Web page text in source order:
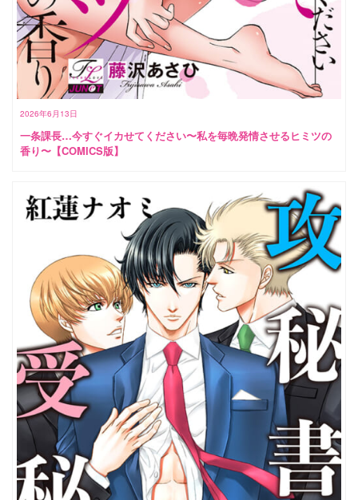
2026年6月13日
一条課長…今すぐイカせてください〜私を毎晩発情させるヒミツの
香り〜【COMICS版】